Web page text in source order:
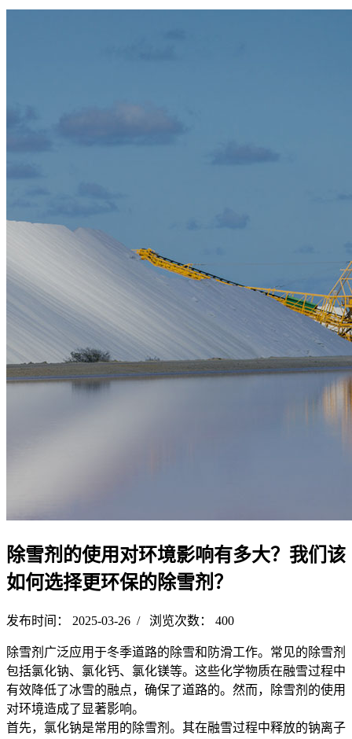
除雪剂的使用对环境影响有多大？我们该
如何选择更环保的除雪剂？
发布时间： 2025-03-26 / 浏览次数： 400
除雪剂广泛应用于冬季道路的除雪和防滑工作。常见的除雪剂
包括氯化钠、氯化钙、氯化镁等。这些化学物质在融雪过程中
有效降低了冰雪的融点，确保了道路的。然而，除雪剂的使用
对环境造成了显著影响。
首先，氯化钠是常用的除雪剂。其在融雪过程中释放的钠离子